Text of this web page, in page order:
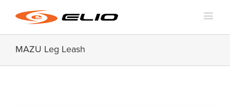
MAZU Leg Leash